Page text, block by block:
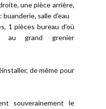
une pièce arrière,
buanderie, salle d'eau
1 pièces bureau d'où
au grand grenier
de même pour
souverainement le